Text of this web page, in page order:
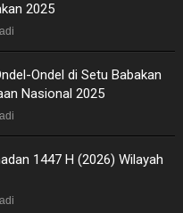
2025
Ondel di Setu Babakan
Nasional 2025
1447 H (2026) Wilayah